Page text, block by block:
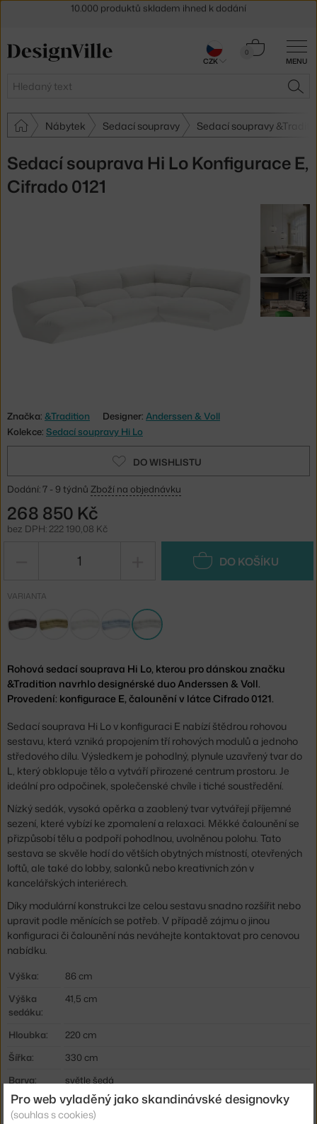
MENU
Hledat
0
Košík
Nábytek Sedací soupravy Sedací soupravy
Sedací souprava Hi Lo Konfigurace E,
Cifrado 0121
Značka: &Tradition Designer: Anderssen & Voll
Kolekce: Sedací soupravy Hi Lo
DO WISHLISTU
Dodání: 7 - 9 týdnů Zboží na objednávku
268 850 Kč
bez DPH: 222 190,08 Kč
DO KOŠÍKU
VARIANTA
Rohová sedací souprava Hi Lo, kterou pro dánskou značku
&Tradition navrhlo designérské duo Anderssen & Voll.
Provedení: konfigurace E, čalounění v látce Cifrado 0121.
Sedací souprava Hi Lo v konfiguraci E nabízí štědrou rohovou
sestavu, která vzniká propojením tří rohových modulů a jednoho
středového dílu. Výsledkem je pohodlný, plynule uzavřený tvar do
L, který obklopuje tělo a vytváří přirozené centrum prostoru. Je
ideální pro odpočinek, společenské chvíle i tiché soustředění.
Nízký sedák, vysoká opěrka a zaoblený tvar vytvářejí příjemné
sezení, které vybízí ke zpomalení a relaxaci. Měkké čalounění se
přizpůsobí tělu a podpoří pohodlnou, uvolněnou polohu. Tato
sestava se skvěle hodí do větších obytných místností, otevřených
loftů, ale také do lobby, salonků nebo kreativních zón v
kancelářských interiérech.
Díky modulární konstrukci lze celou sestavu snadno rozšířit nebo
upravit podle měnících se potřeb. V případě zájmu o jinou
konfiguraci či čalounění nás neváhejte kontaktovat pro cenovou
nabídku.
Výška:
86 cm
Výška
sedáku:
41,5 cm
Hloubka:
220 cm
Šířka:
330 cm
Barva:
světle šedá
Materiál:
textilní potah, dřevěný rám, tvarovaná pěna, HR pěna
(High Resilience)
30 dní na vrácení zboží
CZK
Pro web vyladěný jako skandinávské designovky
(souhlas s cookies)